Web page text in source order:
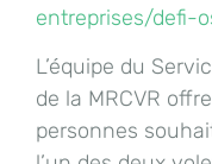
entreprises/defi-
L’équipe du
de la MRCVR
personnes